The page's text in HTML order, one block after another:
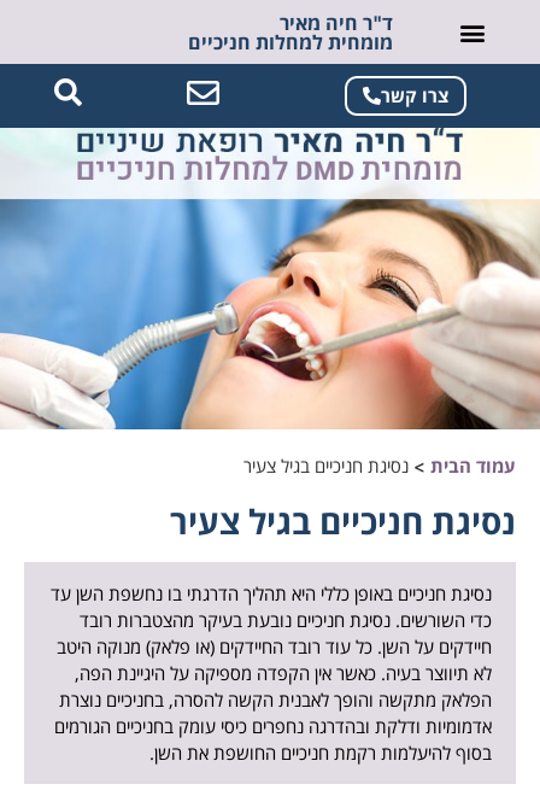
ד"ר חיה מאיר
מומחית למחלות חניכיים
צרו קשר
עמוד הבית > נסיגת חניכיים בגיל צעיר
נסיגת חניכיים בגיל צעיר
נסיגת חניכיים באופן כללי היא תהליך הדרגתי בו נחשפת השן עד
כדי השורשים. נסיגת חניכיים נובעת בעיקר מהצטברות רובד
חיידקים על השן. כל עוד רובד החיידקים (או פלאק) מנוקה היטב
לא תיווצר בעיה. כאשר אין הקפדה מספיקה על היגיינת הפה,
הפלאק מתקשה והופך לאבנית הקשה להסרה, בחניכיים נוצרת
אדמומיות ודלקת ובהדרגה נחפרים כיסי עומק בחניכיים הגורמים
בסוף להיעלמות רקמת חניכיים החושפת את השן.